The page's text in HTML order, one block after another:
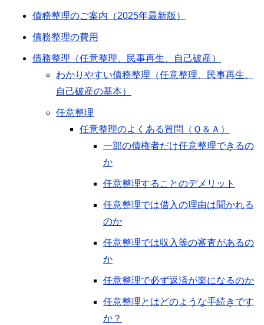
債務整理のご案内（2025年最新版）
債務整理の費用
債務整理（任意整理、民事再生、自己破産）
わかりやすい債務整理（任意整理、民事再生、
自己破産の基本）
任意整理
任意整理のよくある質問（Ｑ＆Ａ）
一部の債権者だけ任意整理できるの
か
任意整理することのデメリット
任意整理では借入の理由は聞かれる
のか
任意整理では収入等の審査があるの
か
任意整理で必ず返済が楽になるのか
任意整理とはどのような手続きです
か？